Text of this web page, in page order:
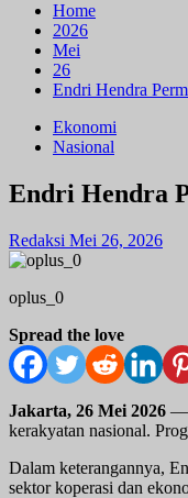
Home
2026
Mei
26
Endri Hendra
Ekonomi
Nasional
Endri Hendra
Redaksi Mei 26, 2026
oplus_0
Spread the love
Jakarta, 26 Mei 2026 —
kerakyatan nasional.
Dalam keterangannya,
sektor koperasi dan